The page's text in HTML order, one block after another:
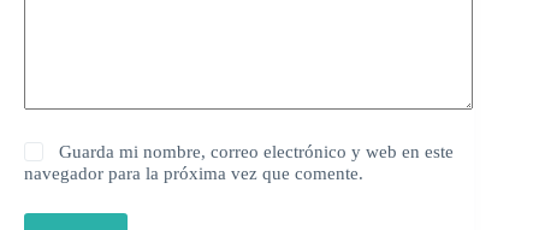
Guarda mi nombre, correo electrónico y web en este
navegador para la próxima vez que comente.